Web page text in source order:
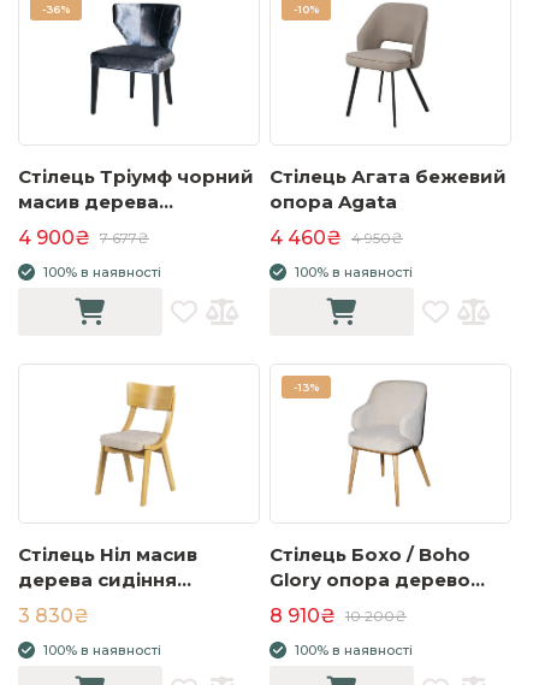
-36%
Стілець Тріумф чорний
масив дерева
535x440x790 тканина
сіра
4 900₴ 7 677₴
100% в наявності
-10%
Стілець Агата бежевий
опора Agata
4 460₴ 4 950₴
100% в наявності
Стілець Ніл масив
дерева сидіння
тканина 480x450x925
беж
3 830₴
100% в наявності
-13%
Стілець Бохо / Boho
Glory опора дерево
горіх/беж
8 910₴ 10 200₴
100% в наявності